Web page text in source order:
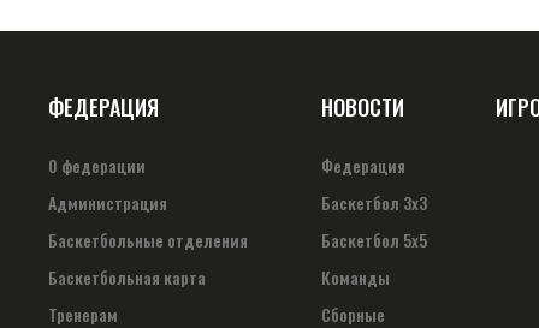
ФЕДЕРАЦИЯ
О федерации
Администрация
Баскетбольные отделения
Баскетбольная карта
Тренерам
НОВОСТИ
Федерация
Баскетбол 3х3
Баскетбол 5х5
Команды
Сборные